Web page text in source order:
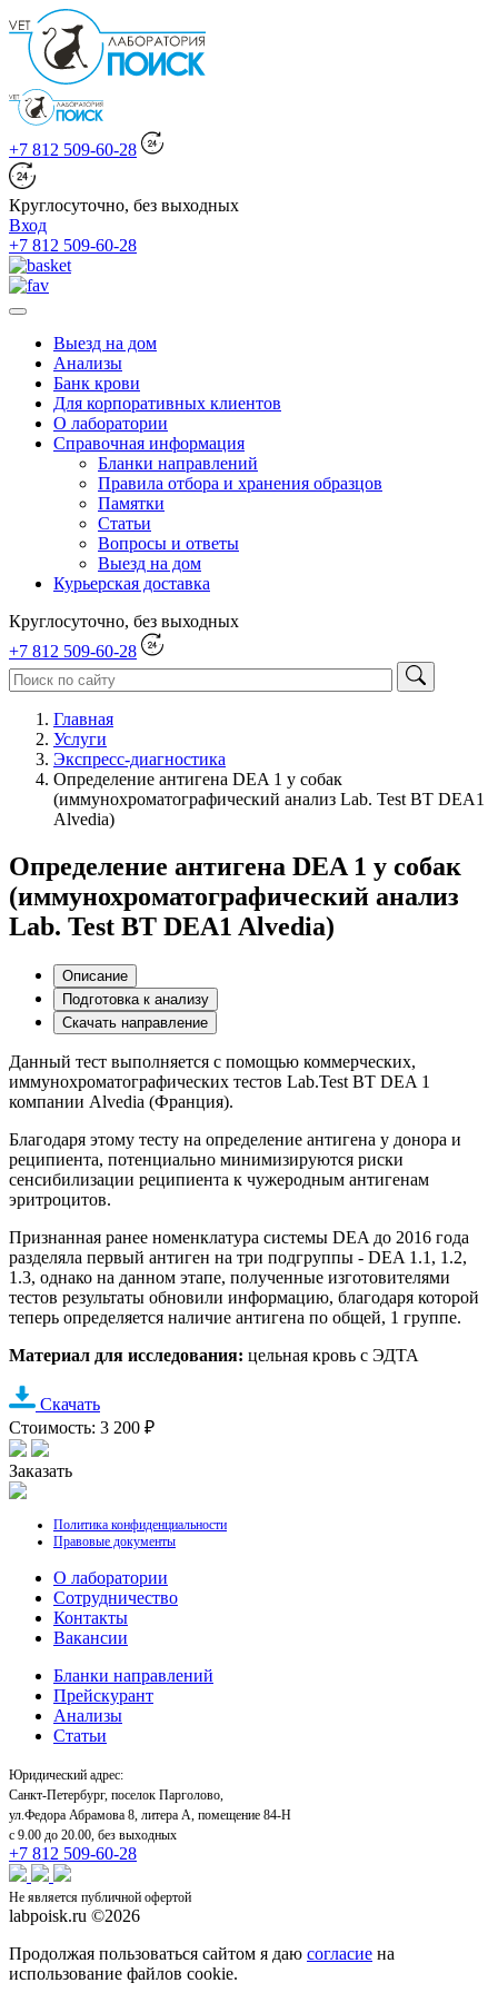
+7 812 509-60-28
Круглосуточно, без выходных
Вход
+7 812 509-60-28
Выезд на дом
Анализы
Банк крови
Для корпоративных клиентов
О лаборатории
Справочная информация
Бланки направлений
Правила отбора и хранения образцов
Памятки
Статьи
Вопросы и ответы
Выезд на дом
Курьерская доставка
Круглосуточно, без выходных
+7 812 509-60-28
Главная
Услуги
Экспресс-диагностика
Определение антигена DEA 1 у собак
(иммунохроматографический анализ Lab. Test BT DEA1
Alvedia)
Определение антигена DEA 1 у собак
(иммунохроматографический анализ
Lab. Test BT DEA1 Alvedia)
Описание
Подготовка к анализу
Скачать направление
Данный тест выполняется с помощью коммерческих,
иммунохроматографических тестов Lab.Test BT DEA 1
компании Alvedia (Франция).
Благодаря этому тесту на определение антигена у донора и
реципиента, потенциально минимизируются риски
сенсибилизации реципиента к чужеродным антигенам
эритроцитов.
Признанная ранее номенклатура системы DEA до 2016 года
разделяла первый антиген на три подгруппы - DEA 1.1, 1.2,
1.3, однако на данном этапе, полученные изготовителями
тестов результаты обновили информацию, благодаря которой
теперь определяется наличие антигена по общей, 1 группе.
Материал для исследования: цельная кровь с ЭДТА
Скачать
Стоимость: 3 200 ₽
Заказать
Политика конфиденциальности
Правовые документы
О лаборатории
Cотрудничество
Контакты
Вакансии
Бланки направлений
Прейскурант
Анализы
Статьи
Юридический адрес:
Санкт-Петербург, поселок Парголово,
ул.Федора Абрамова 8, литера А, помещение 84-Н
с 9.00 до 20.00, без выходных
+7 812 509-60-28
Не является публичной офертой
labpoisk.ru ©2026
Продолжая пользоваться сайтом я даю согласие на
использование файлов cookie.